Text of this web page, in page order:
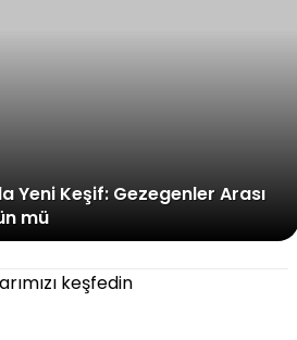
Yeni Keşif: Gezegenler Arası
mü
keşfedin